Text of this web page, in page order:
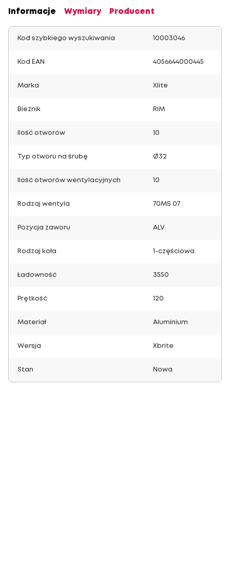
Informacje Wymiary Producent
Kod szybkiego wyszukiwania 10003046
Kod EAN 4056644000445
Marka Xlite
Bieżnik RIM
Ilość otworów 10
Typ otworu na śrubę Ø32
Ilość otworów wentylacyjnych 10
Rodzaj wentyla 70MS 07
Pozycja zaworu ALV
Rodzaj koła 1-częściowa
Ładowność 3550
Prętkość 120
Materiał Aluminium
Wersja Xbrite
Stan Nowa